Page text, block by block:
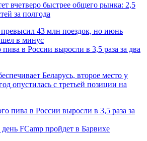
вчетверо быстрее общего рынка: 2,5
за полгода
в России выросли в 3,5 раза за два
Беларусь, второе место у
опустилась с третьей позиции на
FCamp пройдет в Барвихе